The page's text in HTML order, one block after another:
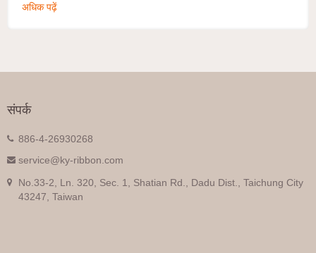
अधिक पढ़ें
संपर्क
886-4-26930268
service@ky-ribbon.com
No.33-2, Ln. 320, Sec. 1, Shatian Rd., Dadu Dist., Taichung City
43247, Taiwan